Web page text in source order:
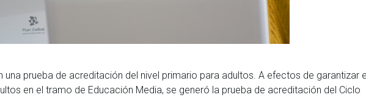
una prueba de acreditación del nivel primario para adultos. A efectos de garantizar
en el tramo de Educación Media, se generó la prueba de acreditación del Ciclo